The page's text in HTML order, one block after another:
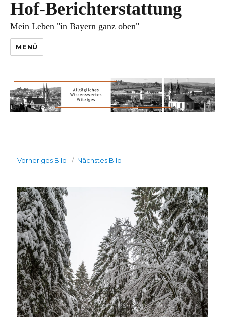
Hof-Berichterstattung
Mein Leben "in Bayern ganz oben"
MENÜ
Vorheriges Bild Nächstes Bild